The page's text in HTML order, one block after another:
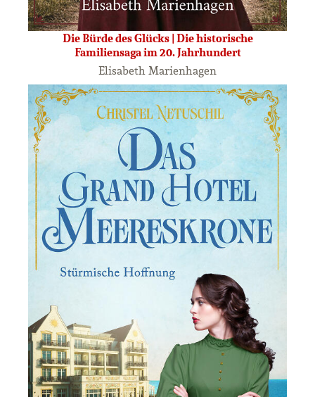
Die Bürde des Glücks | Die historische
Familiensaga im 20. Jahrhundert
Elisabeth Marienhagen